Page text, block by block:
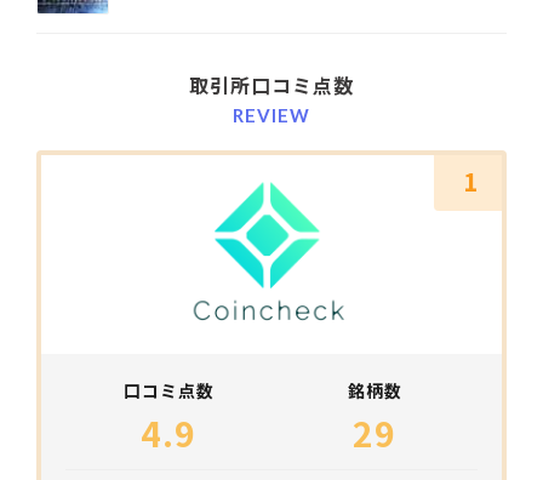
取引所口コミ点数
REVIEW
1
口コミ点数
4.9
銘柄数
29